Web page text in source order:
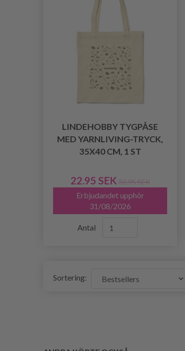
LINDEHOBBY TYGPÅSE
MED YARNLIVING-TRYCK,
35X40 CM, 1 ST
22.95 SEK 32.95 SEK
Erbjudandet upphör
31/08/2026
Antal
Sortering: